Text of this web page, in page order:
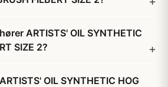
ARTISTS' OIL SYNTHETIC
SIZE 2?
OIL SYNTHETIC HOG